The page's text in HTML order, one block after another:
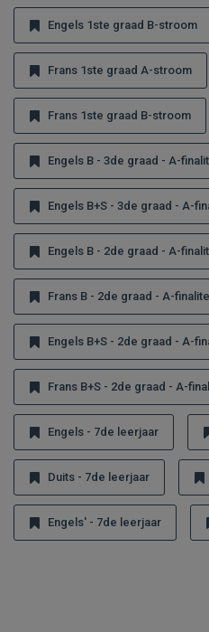
Engels 1ste graad B-stroom
Frans 1ste graad A-stroom
Frans 1ste graad B-stroom
Engels B - 3de graad - A-
Engels B+S - 3de graad - A-
Engels B - 2de graad - A-
Frans B - 2de graad - A-
Engels B+S - 2de graad - A-
Frans B+S - 2de graad - A-
Engels - 7de leerjaar
Duits - 7de leerjaar
Engels' - 7de leerjaar